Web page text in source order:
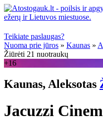
Teikiate paslaugas?
Nuoma prie jūros » Kaunas »
Žiūrėti 21 nuotraukų
+16
Kaunas, Aleksotas
Jacuzzi